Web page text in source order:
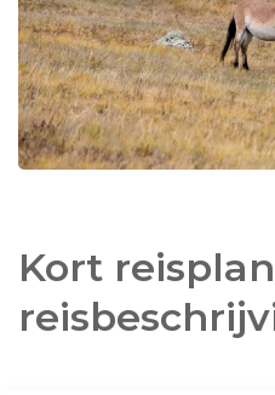
was bijna uitgestorven in
weer een levensvatbare
zijn er zo'n 400 takhi
noemen) in Mongolië,
Nationaal Park. De
zien is 's ochtends vroeg
Kort